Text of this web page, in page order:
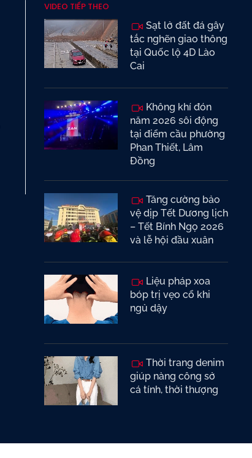
VIDEO TIẾP THEO
Sạt lở đất đá gây
tắc nghẽn giao thông
tại Quốc lộ 4D Lào
Cai
Không khí đón
năm 2026 sôi động
tại điểm cầu phường
Phan Thiết, Lâm
Đồng
Tăng cường bảo
vệ dịp Tết Dương lịch
– Tết Bính Ngọ 2026
và lễ hội đầu xuân
Liệu pháp xoa
bóp trị vẹo cổ khi
ngủ dậy
Thời trang denim
giúp nàng công sở
cá tính, thời thượng